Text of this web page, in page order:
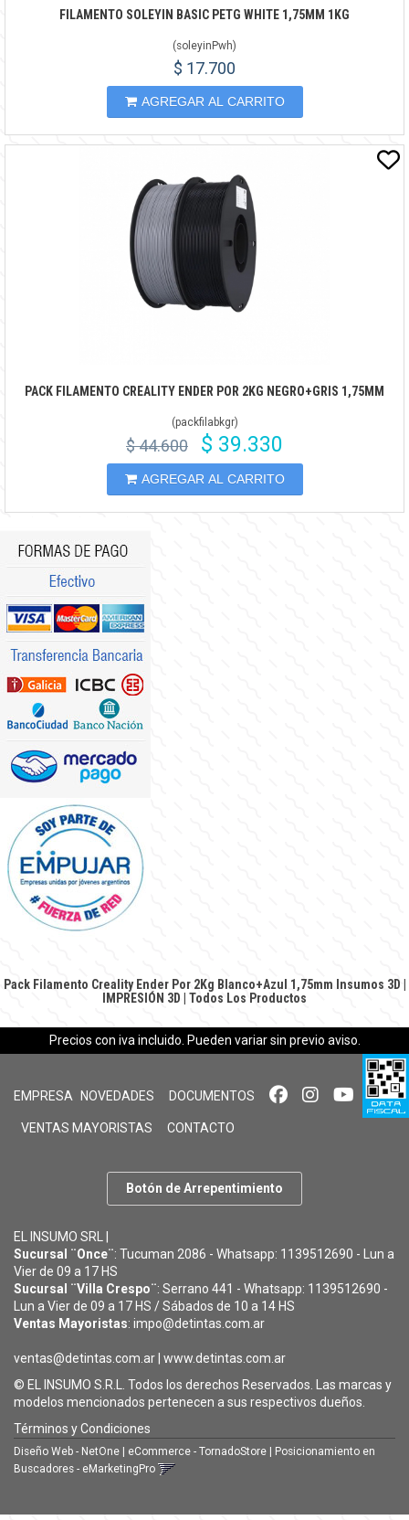
FILAMENTO SOLEYIN BASIC PETG WHITE 1,75MM 1KG
(soleyinPwh)
$ 17.700
AGREGAR AL CARRITO
PACK FILAMENTO CREALITY ENDER POR 2KG NEGRO+GRIS 1,75MM
(packfilabkgr)
$ 44.600 $ 39.330
AGREGAR AL CARRITO
Pack Filamento Creality Ender Por 2Kg Blanco+Azul 1,75mm Insumos 3D
IMPRESIÓN 3D
Todos Los Productos
Precios con iva incluido. Pueden variar sin previo aviso.
EMPRESA NOVEDADES DOCUMENTOS
VENTAS MAYORISTAS CONTACTO
Botón de Arrepentimiento
EL INSUMO SRL |
Sucursal ¨Once¨: Tucuman 2086 - Whatsapp: 1139512690 - Lun a
Vier de 09 a 17 HS
Sucursal ¨Villa Crespo¨: Serrano 441 - Whatsapp: 1139512690 -
Lun a Vier de 09 a 17 HS / Sábados de 10 a 14 HS
Ventas Mayoristas: impo@detintas.com.ar
ventas@detintas.com.ar www.detintas.com.ar
© EL INSUMO S.R.L. Todos los derechos Reservados. Las marcas y
modelos mencionados pertenecen a sus respectivos dueños.
Términos y Condiciones
Diseño Web - NetOne eCommerce - TornadoStore
Posicionamiento en
Buscadores - eMarketingPro